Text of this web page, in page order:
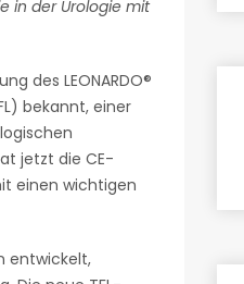
in der Urologie mit
des LEONARDO®
bekannt, einer
jetzt die CE-
einen wichtigen
entwickelt,